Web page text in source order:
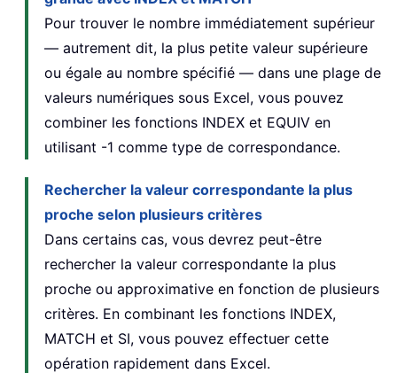
Pour trouver le nombre immédiatement supérieur
— autrement dit, la plus petite valeur supérieure
ou égale au nombre spécifié — dans une plage de
valeurs numériques sous Excel, vous pouvez
combiner les fonctions INDEX et EQUIV en
utilisant -1 comme type de correspondance.
Rechercher la valeur correspondante la plus
proche selon plusieurs critères
Dans certains cas, vous devrez peut-être
rechercher la valeur correspondante la plus
proche ou approximative en fonction de plusieurs
critères. En combinant les fonctions INDEX,
MATCH et SI, vous pouvez effectuer cette
opération rapidement dans Excel.